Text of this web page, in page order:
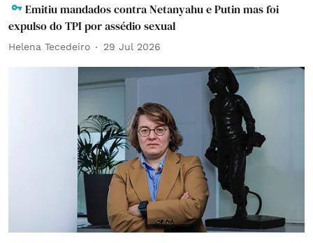
Emitiu mandados contra Netanyahu e Putin mas foi
expulso do TPI por assédio sexual
Helena Tecedeiro 29 Jul 2026